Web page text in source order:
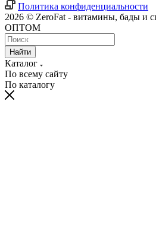
Политика конфиденциальности
2026 © ZeroFat - витамины, бады и
ОПТОМ
Найти
Каталог
По всему сайту
По каталогу